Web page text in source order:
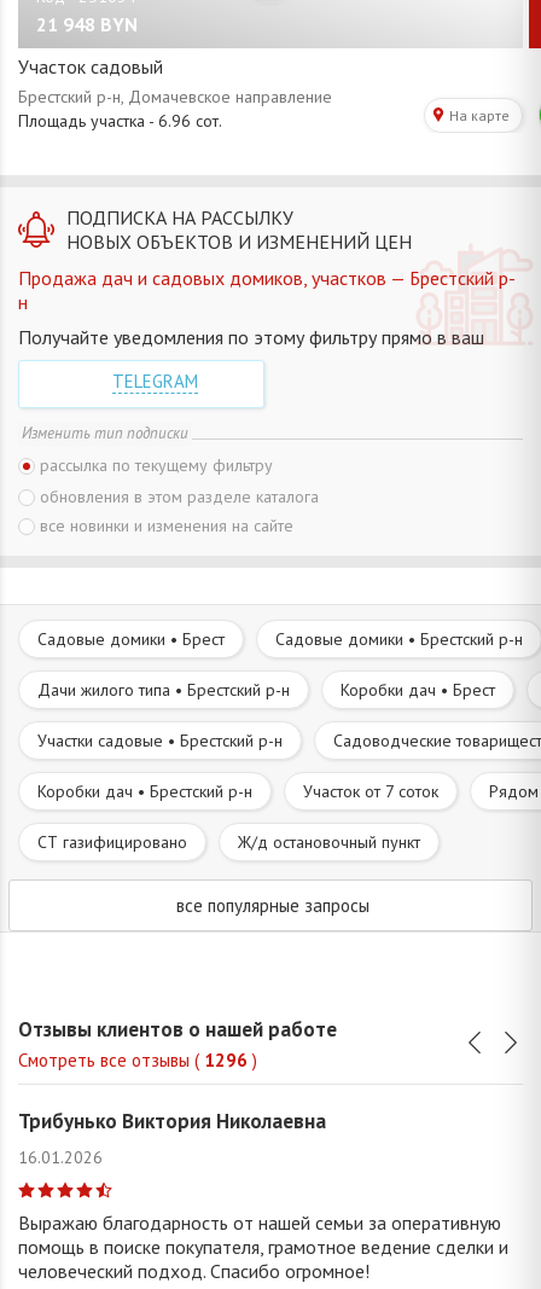
21 948 BYN
Участок садовый
ПОДПИСКА НА РАССЫЛКУ
НОВЫХ ОБЪЕКТОВ И ИЗМЕНЕНИЙ ЦЕН
Продажа дач и садовых домиков, участков — Брестский р-
н
Получайте уведомления по этому фильтру прямо в ваш
TELEGRAM
Изменить тип подписки
рассылка по текущему фильтру
обновления в этом разделе каталога
все новинки и изменения на сайте
Садовые домики • Брест Садовые домики • Брестский р-н
Дачи жилого типа • Брестский р-н Коробки дач • Брест
Участки садовые • Брестский р-н Садоводческие
Коробки дач • Брестский р-н Участок от 7 соток Рядом
СТ газифицировано Ж/д остановочный пункт
все популярные запросы
Отзывы клиентов о нашей работе
Смотреть все отзывы ( 1296 )
Трибунько Виктория Николаевна
16.01.2026
Выражаю благодарность от нашей семьи за оперативную
помощь в поиске покупателя, грамотное ведение сделки и
человеческий подход. Спасибо огромное!